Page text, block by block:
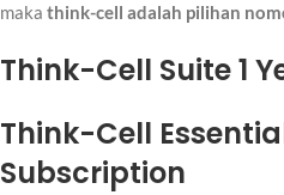
maka think-cell adalah pilihan
Think-Cell Suite 1
Think-Cell
Subscription